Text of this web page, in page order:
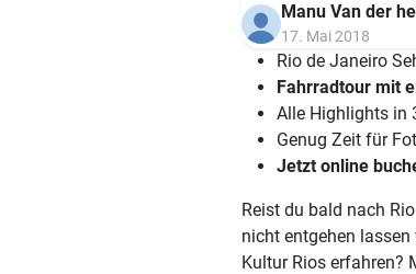
Manu Van der
17. Mai 2018
Rio de Janeiro
Fahrradtour mit
Alle Highlights in
Genug Zeit für
Jetzt online
Reist du bald nach
nicht entgehen
Kultur Rios erfahren?